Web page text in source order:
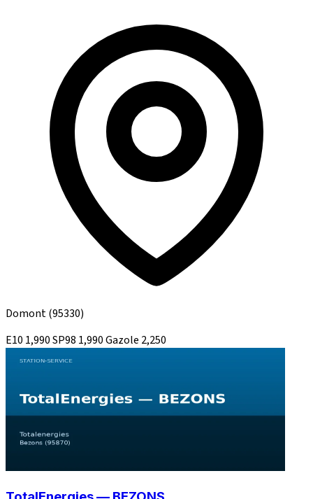
Domont(95330)
E10 1,990SP98 1,990Gazole 2,250